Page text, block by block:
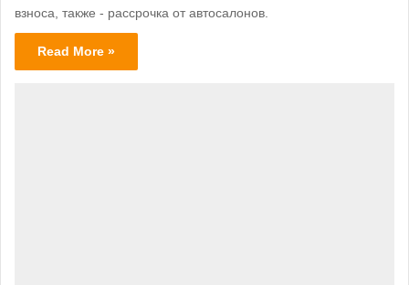
взноса, также - рассрочка от автосалонов.
Read More »